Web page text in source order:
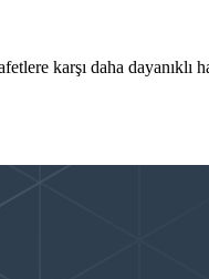
karşı daha